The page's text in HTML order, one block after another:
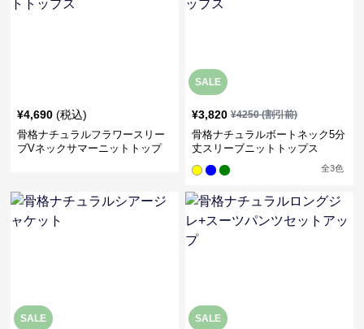
¥4,690 (税込)
骨格ナチュラルフラワースリー
ブVネックサマーニットトップ
SALE
¥3,820 ¥4250(割引前)
骨格ナチュラルボートネック5分
丈スリーブニットトップス
全3色
SALE SALE